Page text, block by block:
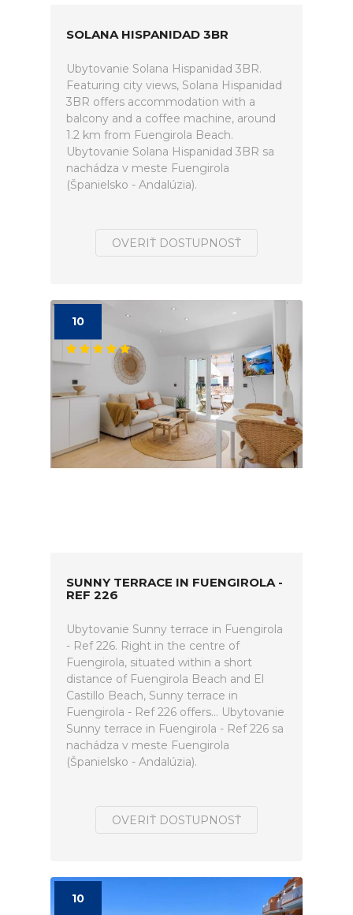
SOLANA HISPANIDAD 3BR
Ubytovanie Solana Hispanidad 3BR.
Featuring city views, Solana Hispanidad
3BR offers accommodation with a
balcony and a coffee machine, around
1.2 km from Fuengirola Beach.
Ubytovanie Solana Hispanidad 3BR sa
nachádza v meste Fuengirola
(Španielsko - Andalúzia).
OVERIŤ DOSTUPNOSŤ
10
SUNNY TERRACE IN FUENGIROLA -
REF 226
Ubytovanie Sunny terrace in Fuengirola
- Ref 226. Right in the centre of
Fuengirola, situated within a short
distance of Fuengirola Beach and El
Castillo Beach, Sunny terrace in
Fuengirola - Ref 226 offers... Ubytovanie
Sunny terrace in Fuengirola - Ref 226 sa
nachádza v meste Fuengirola
(Španielsko - Andalúzia).
OVERIŤ DOSTUPNOSŤ
10